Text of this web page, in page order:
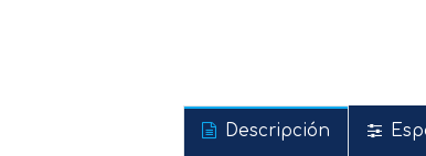
Descripción